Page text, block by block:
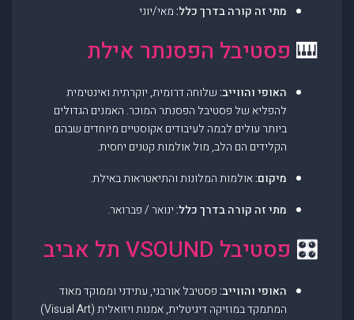
מתי זה קורה בדרך כלל:מאי/יוני
🎹 פסטיבל הפסנתר אילת
האופי והווייב:שלוחה דרומית, יוקרתית ואינטימית
להפליא של פסטיבל הפסנתר המוכר. האמנים הגדולים
ביותר עולים לבמה לעיבודים אקוסטיים מיוחדים שבהם
הקלידים הם הלב, מול אולמות קטנים יחסית.
מיקום:אולמות המלונות והתיאטראות באילת.
מתי זה קורה בדרך כלל:ינואר / פברואר.
🎛️ פסטיבל VSOUND תל אביב
האופי והווייב:פסטיבל אורבני, עתידני וממוקד מאוד
המתמקד במוזיקה דיגיטלית, אמנות ויזואלית (Visual Art)